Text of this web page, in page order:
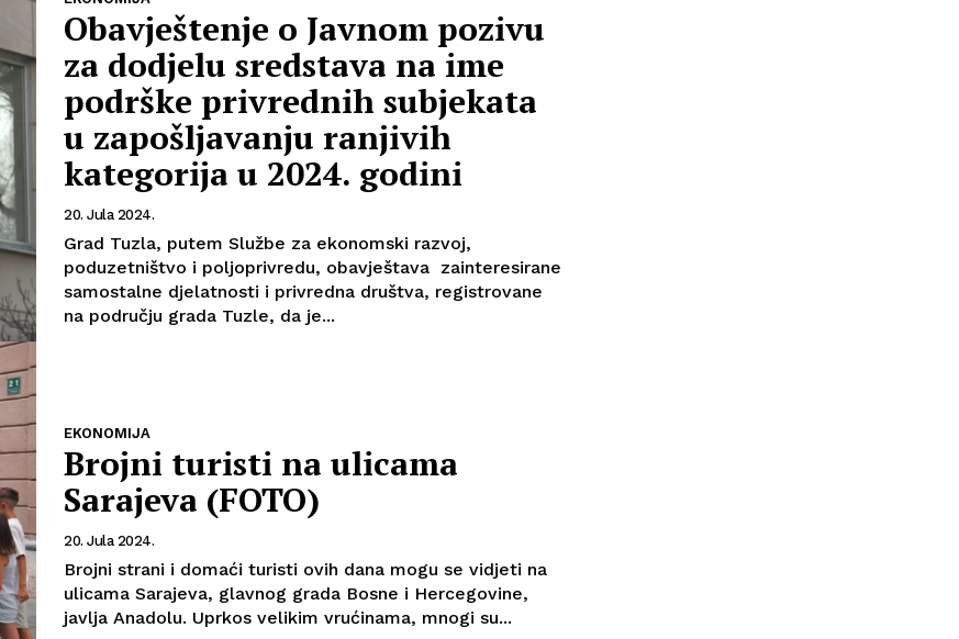
Info
O nama
Kontakt
Impressum
Obavještenje o Javnom pozivu
za dodjelu sredstava na ime
podrške privrednih subjekata
u zapošljavanju ranjivih
kategorija u 2024. godini
20. Jula 2024.
Grad Tuzla, putem Službe za ekonomski razvoj,
poduzetništvo i poljoprivredu, obavještava zainteresirane
samostalne djelatnosti i privredna društva, registrovane
na području grada Tuzle, da je...
EKONOMIJA
Brojni turisti na ulicama
Sarajeva (FOTO)
20. Jula 2024.
Brojni strani i domaći turisti ovih dana mogu se vidjeti na
ulicama Sarajeva, glavnog grada Bosne i Hercegovine,
javlja Anadolu. Uprkos velikim vrućinama, mnogi su...